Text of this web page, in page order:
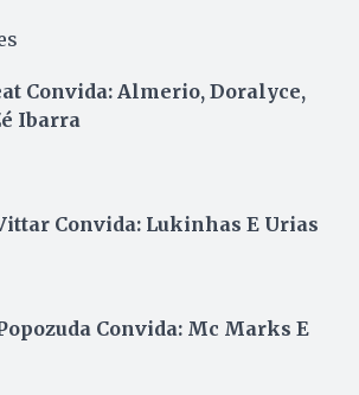
Convida: Almerio, Doralyce,
Ibarra
Convida: Lukinhas E Urias
Convida: Mc Marks E